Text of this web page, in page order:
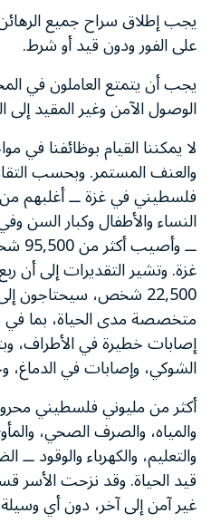
يجب إطلاق سراح جميع
على الفور ودون قيد أو شرط.
يجب أن يتمتع العاملون في
الوصول الآمن وغير المقيد إلى
لا يمكننا القيام بوظائفنا في
فلسطيني في غزة ــ أغلبهم
النساء والأطفال وكبار السن
ــ وأصيب أكثر من95,500
غزة. وتشير التقديرات إلى أن
22,500شخص، سيحتاجون
متخصصة مدى الحياة، بما
إصابات خطيرة في الأطراف،
الشوكي، وإصابات في الدماغ،
أكثر من مليوني فلسطيني
والمياه، والصرف الصحي،
والتعليم، والكهرباء والوقود
قيد الحياة. وقد نزحت الأسر
غير آمن إلى آخر، دون أي